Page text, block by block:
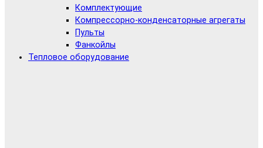
Комплектующие
Компрессорно-конденсаторные агрегаты
Пульты
Фанкойлы
Тепловое оборудование